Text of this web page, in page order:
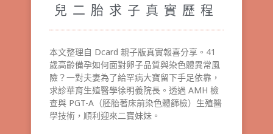
兒二胎求子真實歷程
本文整理自 Dcard 親子版真實報喜分享。41
歲高齡備孕如何面對卵子品質與染色體異常風
險？一對夫妻為了給罕病大寶留下手足依靠，
求診華育生殖醫學徐明義院長。透過 AMH 檢
查與 PGT-A（胚胎著床前染色體篩檢）生殖醫
學技術，順利迎來二寶妹妹。